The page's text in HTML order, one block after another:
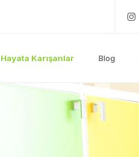
Hayata Karışanlar Blog